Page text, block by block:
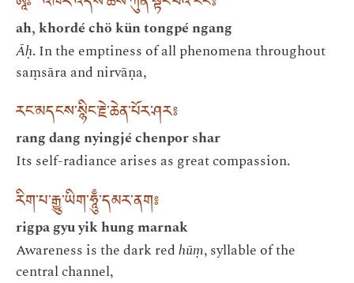
ah, khordé chö kün tongpé ngang
Āḥ. In the emptiness of all phenomena throughout
saṃsāra and nirvāṇa,
རང་མདངས་སྙིང་རྗེ་ཆེན་པོར་ཤར༔
rang dang nyingjé chenpor shar
Its self-radiance arises as great compassion.
རིག་པ་རྒྱུ་ཡིག་ཧཱུྃ་དམར་ནག༔
rigpa gyu yik hung marnak
Awareness is the dark redhūṃ, syllable of the
central channel,